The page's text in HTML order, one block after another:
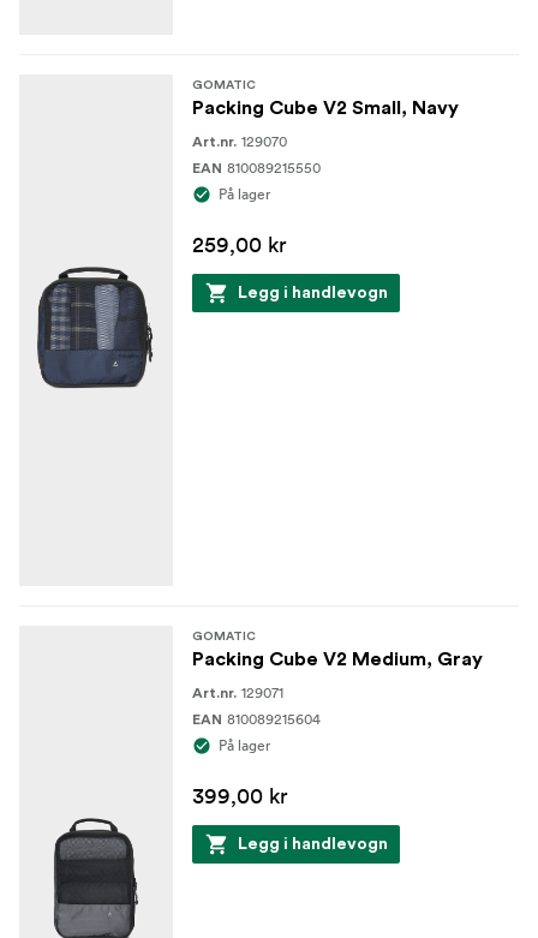
GOMATIC
Packing Cube V2 Small, Navy
Art.nr. 129070
EAN 810089215550
På lager
259,00 kr
Legg i handlevogn
GOMATIC
Packing Cube V2 Medium, Gray
Art.nr. 129071
EAN 810089215604
På lager
399,00 kr
Legg i handlevogn